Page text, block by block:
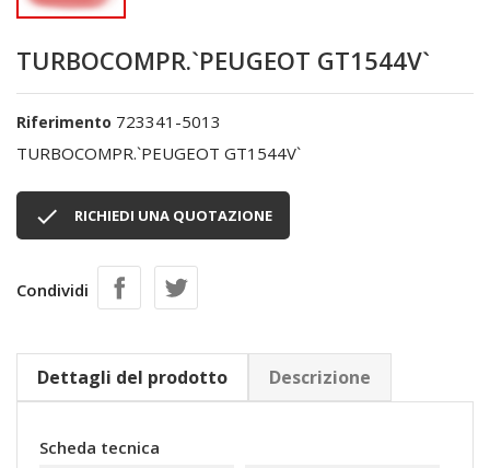
TURBOCOMPR.`PEUGEOT GT1544V`
Riferimento 723341-5013
TURBOCOMPR.`PEUGEOT GT1544V`
 RICHIEDI UNA QUOTAZIONE
Condividi
Dettagli del prodotto Descrizione
Scheda tecnica